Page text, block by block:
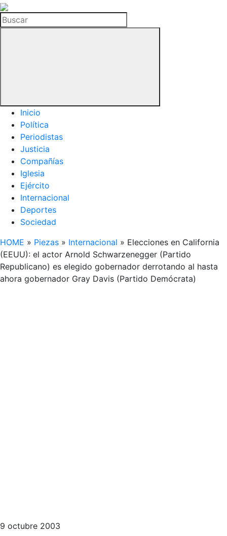
La
Hemeroteca
del
Buscar
Inicio
Política
Periodistas
Justicia
Compañías
Iglesia
Ejército
Internacional
Deportes
Sociedad
HOME » Piezas » Internacional » Elecciones en California
(EEUU): el actor Arnold Schwarzenegger (Partido
Republicano) es elegido gobernador derrotando al hasta
ahora gobernador Gray Davis (Partido Demócrata)
9 octubre 2003